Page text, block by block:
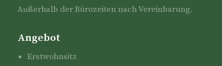
Angebot
Erstwohnsitz
Außerhalb der Bürozeiten nach Vereinbarung.